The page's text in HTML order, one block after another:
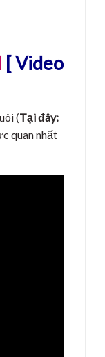
[ Video
(Tại đây:
quan nhất